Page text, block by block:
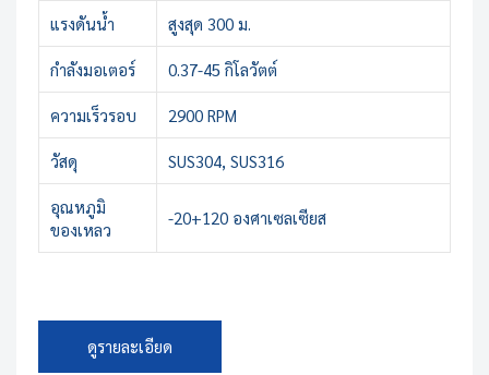
แรงดันน้ำ สูงสุด 300 ม.
กำลังมอเตอร์ 0.37-45 กิโลวัตต์
ความเร็วรอบ 2900 RPM
วัสดุ SUS304, SUS316
อุณหภูมิ
ของเหลว
-20+120 องศาเซลเซียส
ดูรายละเอียด